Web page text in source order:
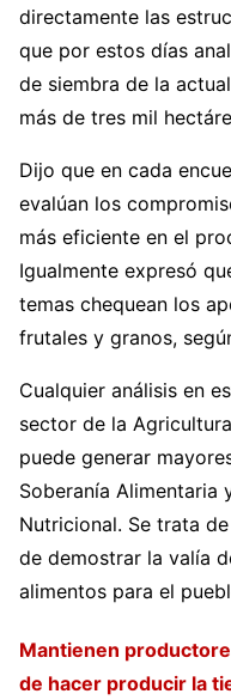
directamente las
que por estos días
de siembra de la
más de tres mil
Dijo que en cada
evalúan los
más eficiente en el
Igualmente expresó
temas chequean los
frutales y granos,
Cualquier análisis en
sector de la
puede generar
Soberanía Alimentaria
Nutricional. Se trata
de demostrar la valía
alimentos para el
Mantienen
de hacer producir la